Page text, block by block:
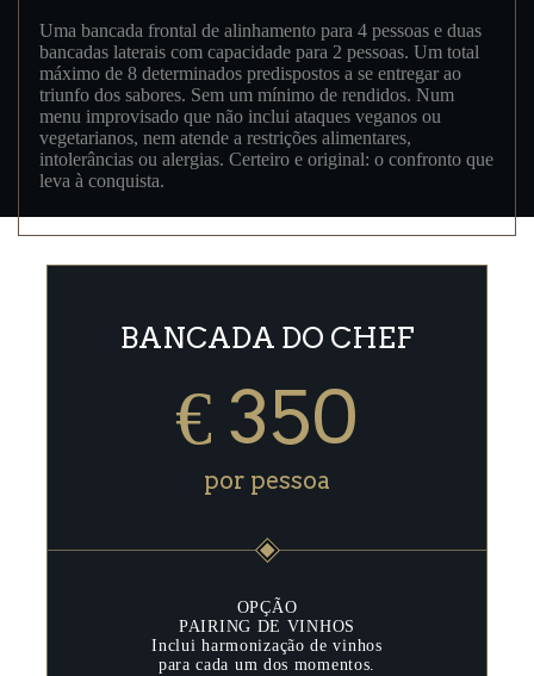
Uma bancada frontal de alinhamento para 4 pessoas e duas
bancadas laterais com capacidade para 2 pessoas. Um total
máximo de 8 determinados predispostos a se entregar ao
triunfo dos sabores. Sem um mínimo de rendidos. Num
menu improvisado que não inclui ataques veganos ou
vegetarianos, nem atende a restrições alimentares,
intolerâncias ou alergias. Certeiro e original: o confronto que
leva à conquista.
BANCADA DO CHEF
€ 350
por pessoa
OPÇÃO
PAIRING DE VINHOS
Inclui harmonização de vinhos
para cada um dos momentos.